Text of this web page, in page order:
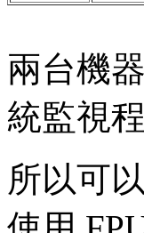
兩台機
統監視
所以可